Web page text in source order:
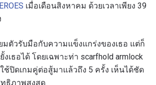
เมื่อเดือนสิงหาคม ด้วยเวลาเพียง 39
มตัวรับมือกับความแข็งแกร่งของเธอ แต่ก็
เธอได้ โดยเฉพาะท่า scarfhold armlock
ช้ปิดเกมคู่ต่อสู้มาแล้วถึง 5 ครั้ง เห็นได้ชัด
ธิภาพสูงสุด